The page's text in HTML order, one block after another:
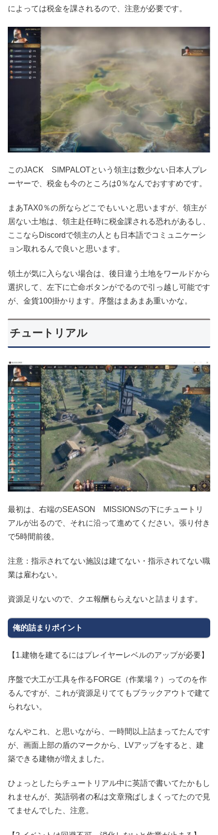
によっては税金を課されるので、注意が必要です。
このJACK SIMPALOTという領主は数少ない日本人プレ
ーヤーで、税金も今のところは0％なんでおすすめです。
まあTAX0％の所ならどこでもいいと思いますが、領主が
居ない土地は、領主赴任時に税金課される恐れがあるし、
ここならDiscordで領主の人とも日本語でコミュニケーシ
ョン取れるんで良いと思います。
領土が気に入らない場合は、後日違う土地をワールドから
選択して、左下に亡命ボタンがでるので引っ越し可能です
が、金貨100掛かります。序盤はまあまあ重いかな。
チュートリアル
最初は、右端のSEASON MISSIONSの下にチュートリ
アルが出るので、それに沿って進めてください。張り付き
で5時間前後。
注意：指示されてない施設は建てない・指示されてない職
業は雇わない。
資源足りないので、クエ報酬もらえないと詰まります。
俺的詰まりポイント
【1.建物を建てるにはプレイヤーレベルのアップが必要】
序盤で大工が工具を作るFORGE（作業場？）ってのを作
るんですが、これが資源足りててもブラックアウトで建て
られない。
なんやこれ、と思いながら、一時間以上詰まってたんです
が、画面上部の盾のマークから、LVアップをすると、建
築できる建物が増えました。
ひょっとしたらチュートリアル中に英語で書いてたかもし
れませんが、英語弱者の私は文章飛ばしまくってたので見
てませんでした、注意。